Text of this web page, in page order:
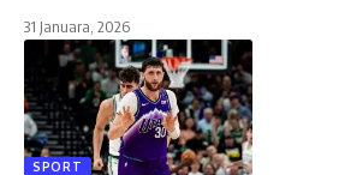
31 Januara, 2026
SPORT